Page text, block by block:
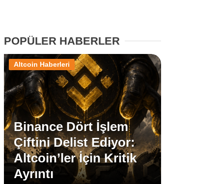
XRP Haberleri
Memecoin Haberleri
Stablecoin Haberleri
Facebook
Instagram
POPÜLER HABERLER
Binance Dört İşlem
Çiftini Delist Ediyor:
Altcoin’ler İçin Kritik
Ayrıntı
Altcoin Haberleri